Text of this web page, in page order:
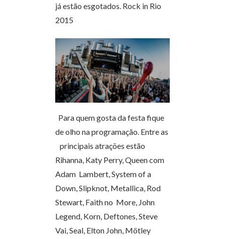
já estão esgotados. Rock in Rio
2015
Para quem gosta da festa fique
de olho na programação. Entre as
principais atrações estão
Rihanna, Katy Perry, Queen com
Adam Lambert, System of a
Down, Slipknot, Metallica, Rod
Stewart, Faith no More, John
Legend, Korn, Deftones, Steve
Vai, Seal, Elton John, Mötley